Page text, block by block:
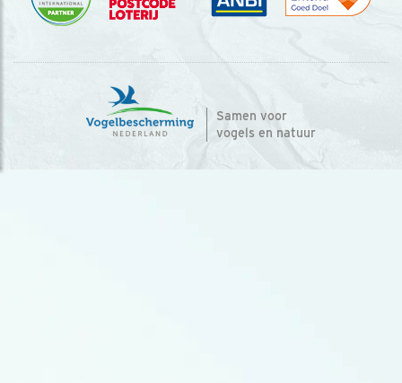
Samen voor
vogels en natuur